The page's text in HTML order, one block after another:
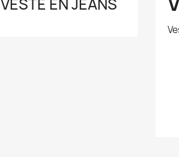
VESTE EN JEANS